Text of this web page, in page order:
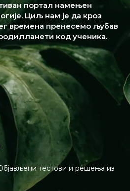
портал намењен
Циљ нам је да кроз
времена пренесемо љубав
код ученика.
тестови и решења из